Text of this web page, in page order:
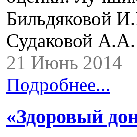
Бильдяковой
Судаковой А.А.
21 Июнь 2014
Подробнее...
«Здоровый